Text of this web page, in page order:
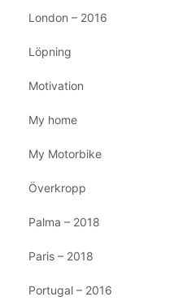
London – 2016
Löpning
Motivation
My home
My Motorbike
Överkropp
Palma – 2018
Paris – 2018
Portugal – 2016